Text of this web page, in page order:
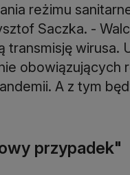
reżimu
Saczka. -
wirusa.
A z tym
przypadek"